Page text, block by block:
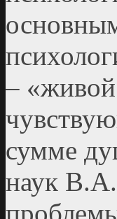
–
сумме
наук